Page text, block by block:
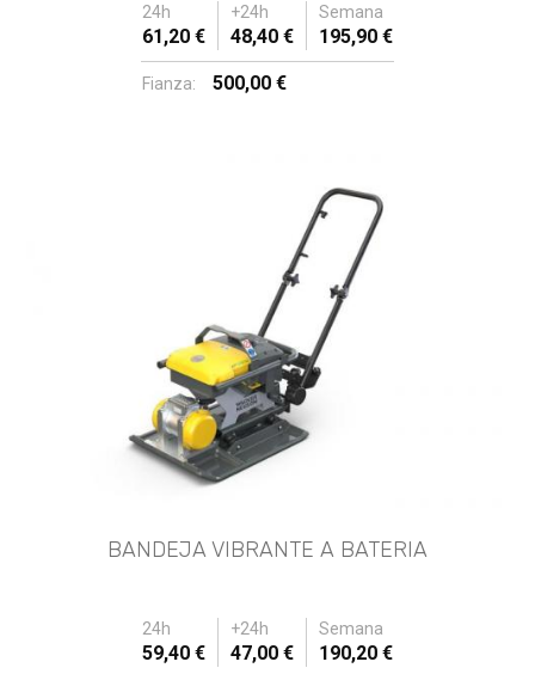
24h +24h Semana
61,20 € 48,40 € 195,90 €
Fianza: 500,00 €
BANDEJA VIBRANTE A BATERIA
24h +24h Semana
59,40 € 47,00 € 190,20 €